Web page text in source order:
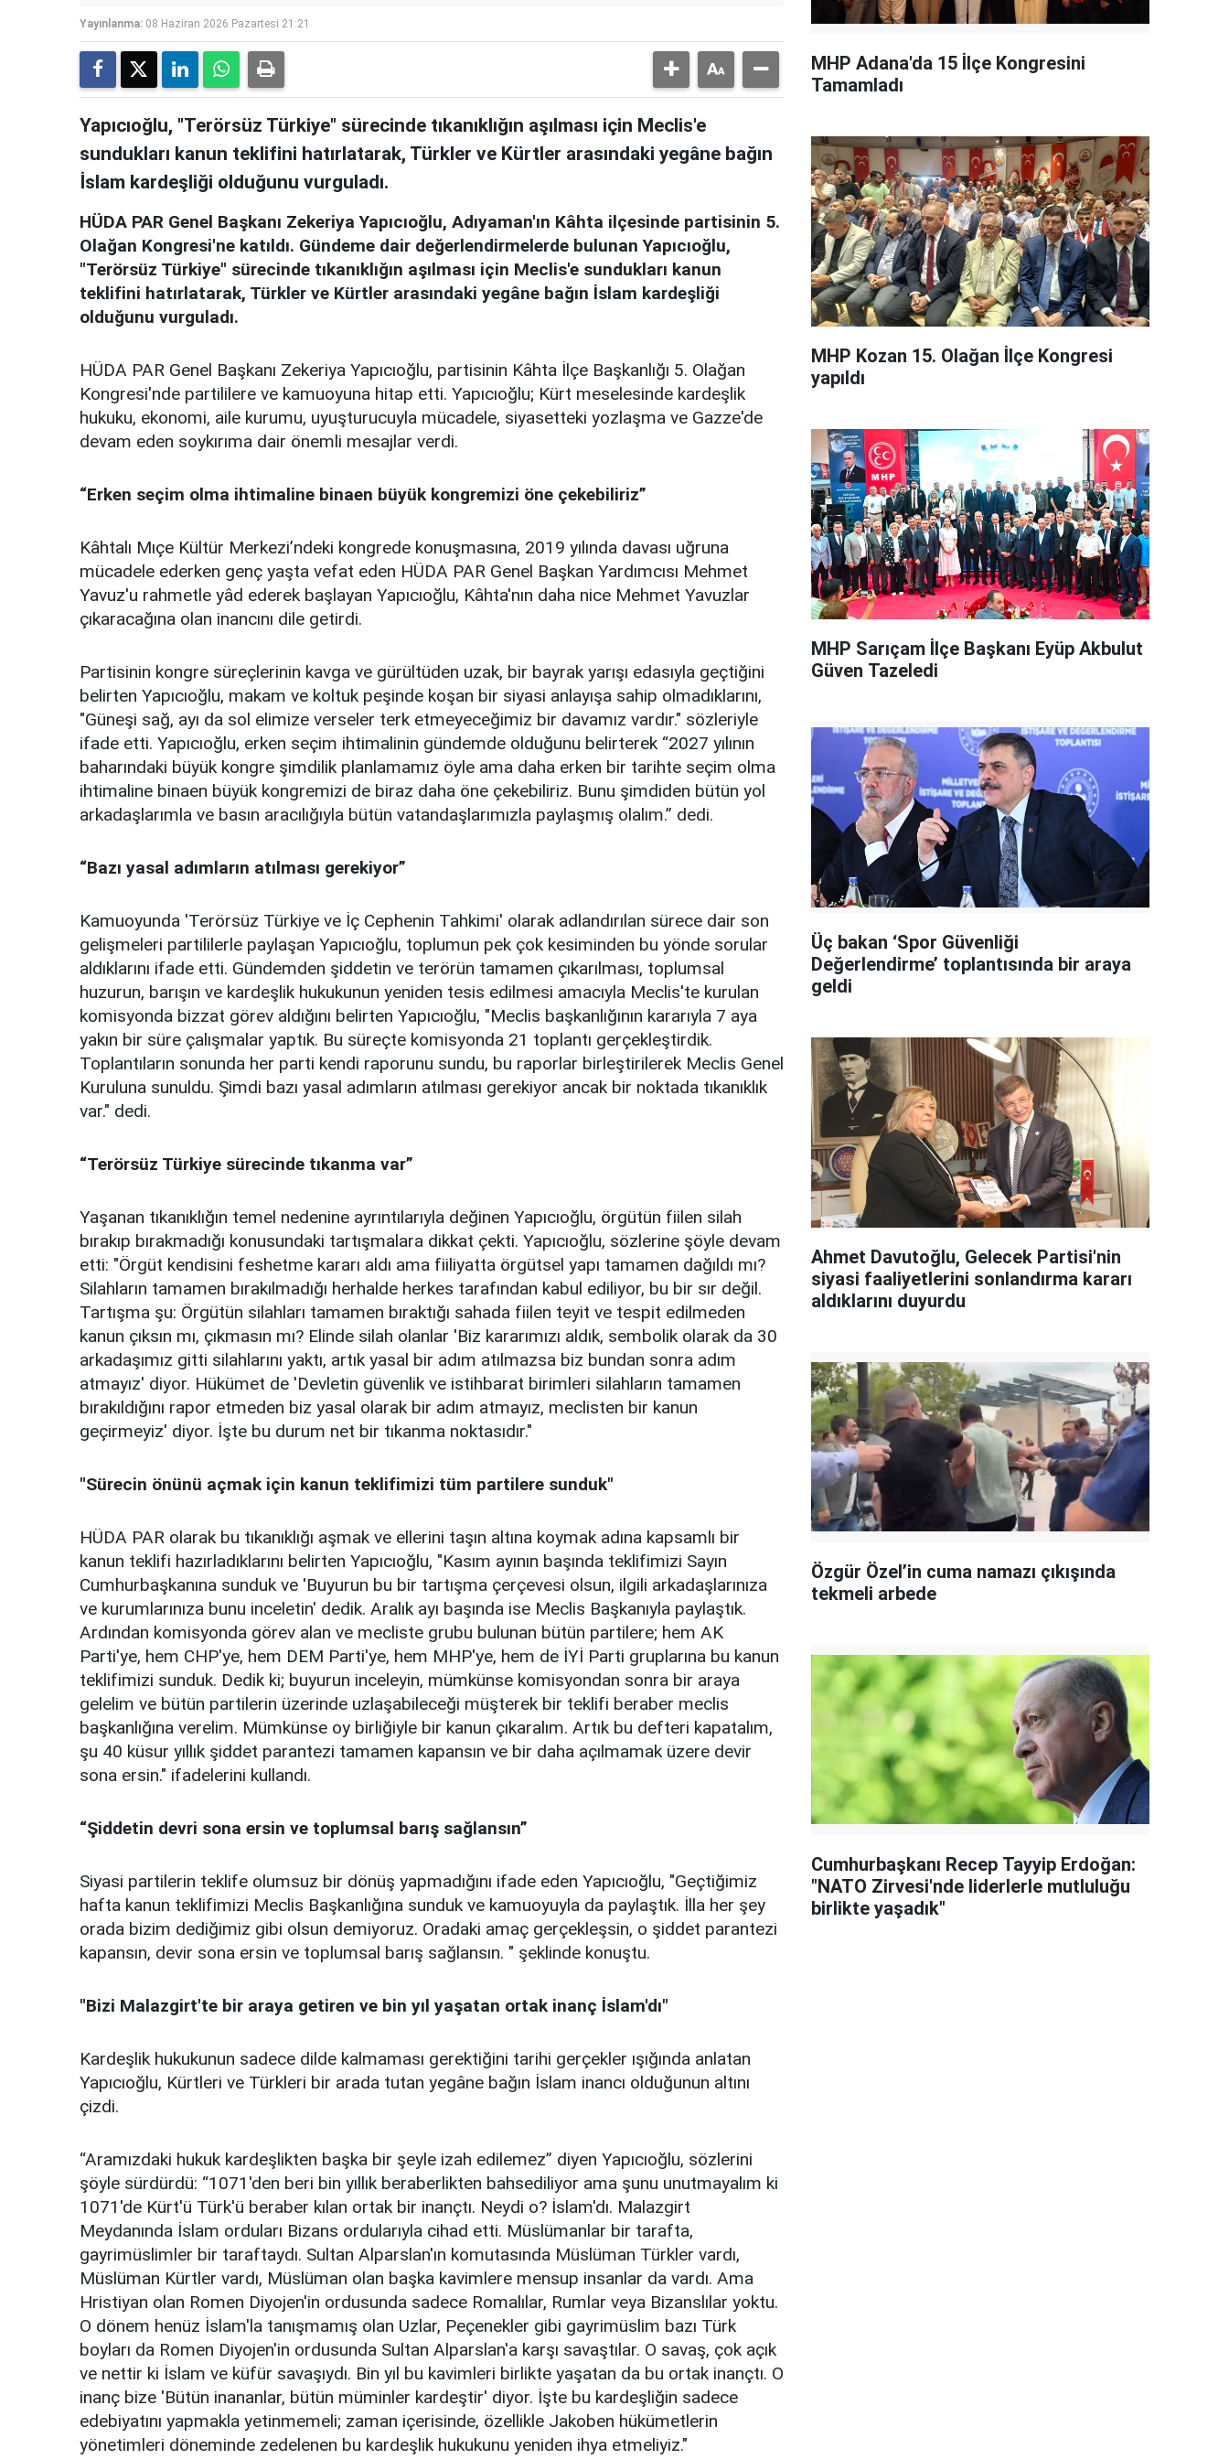
Yayınlanma: 08 Haziran 2026 Pazartesi 21:21
Yapıcıoğlu, "Terörsüz Türkiye" sürecinde tıkanıklığın aşılması için Meclis'e
sundukları kanun teklifini hatırlatarak, Türkler ve Kürtler arasındaki yegâne bağın
İslam kardeşliği olduğunu vurguladı.
HÜDA PAR Genel Başkanı Zekeriya Yapıcıoğlu, Adıyaman'ın Kâhta ilçesinde partisinin 5.
Olağan Kongresi'ne katıldı. Gündeme dair değerlendirmelerde bulunan Yapıcıoğlu,
"Terörsüz Türkiye" sürecinde tıkanıklığın aşılması için Meclis'e sundukları kanun
teklifini hatırlatarak, Türkler ve Kürtler arasındaki yegâne bağın İslam kardeşliği
olduğunu vurguladı.
HÜDA PAR Genel Başkanı Zekeriya Yapıcıoğlu, partisinin Kâhta İlçe Başkanlığı 5. Olağan
Kongresi'nde partililere ve kamuoyuna hitap etti. Yapıcıoğlu; Kürt meselesinde kardeşlik
hukuku, ekonomi, aile kurumu, uyuşturucuyla mücadele, siyasetteki yozlaşma ve Gazze'de
devam eden soykırıma dair önemli mesajlar verdi.
“Erken seçim olma ihtimaline binaen büyük kongremizi öne çekebiliriz”
Kâhtalı Mıçe Kültür Merkezi’ndeki kongrede konuşmasına, 2019 yılında davası uğruna
mücadele ederken genç yaşta vefat eden HÜDA PAR Genel Başkan Yardımcısı Mehmet
Yavuz'u rahmetle yâd ederek başlayan Yapıcıoğlu, Kâhta'nın daha nice Mehmet Yavuzlar
çıkaracağına olan inancını dile getirdi.
Partisinin kongre süreçlerinin kavga ve gürültüden uzak, bir bayrak yarışı edasıyla geçtiğini
belirten Yapıcıoğlu, makam ve koltuk peşinde koşan bir siyasi anlayışa sahip olmadıklarını,
"Güneşi sağ, ayı da sol elimize verseler terk etmeyeceğimiz bir davamız vardır." sözleriyle
ifade etti. Yapıcıoğlu, erken seçim ihtimalinin gündemde olduğunu belirterek “2027 yılının
baharındaki büyük kongre şimdilik planlamamız öyle ama daha erken bir tarihte seçim olma
ihtimaline binaen büyük kongremizi de biraz daha öne çekebiliriz. Bunu şimdiden bütün yol
arkadaşlarımla ve basın aracılığıyla bütün vatandaşlarımızla paylaşmış olalım.” dedi.
“Bazı yasal adımların atılması gerekiyor”
Kamuoyunda 'Terörsüz Türkiye ve İç Cephenin Tahkimi' olarak adlandırılan sürece dair son
gelişmeleri partililerle paylaşan Yapıcıoğlu, toplumun pek çok kesiminden bu yönde sorular
aldıklarını ifade etti. Gündemden şiddetin ve terörün tamamen çıkarılması, toplumsal
huzurun, barışın ve kardeşlik hukukunun yeniden tesis edilmesi amacıyla Meclis'te kurulan
komisyonda bizzat görev aldığını belirten Yapıcıoğlu, "Meclis başkanlığının kararıyla 7 aya
yakın bir süre çalışmalar yaptık. Bu süreçte komisyonda 21 toplantı gerçekleştirdik.
Toplantıların sonunda her parti kendi raporunu sundu, bu raporlar birleştirilerek Meclis Genel
Kuruluna sunuldu. Şimdi bazı yasal adımların atılması gerekiyor ancak bir noktada tıkanıklık
var." dedi.
“Terörsüz Türkiye sürecinde tıkanma var”
Yaşanan tıkanıklığın temel nedenine ayrıntılarıyla değinen Yapıcıoğlu, örgütün fiilen silah
bırakıp bırakmadığı konusundaki tartışmalara dikkat çekti. Yapıcıoğlu, sözlerine şöyle devam
etti: "Örgüt kendisini feshetme kararı aldı ama fiiliyatta örgütsel yapı tamamen dağıldı mı?
Silahların tamamen bırakılmadığı herhalde herkes tarafından kabul ediliyor, bu bir sır değil.
Tartışma şu: Örgütün silahları tamamen bıraktığı sahada fiilen teyit ve tespit edilmeden
kanun çıksın mı, çıkmasın mı? Elinde silah olanlar 'Biz kararımızı aldık, sembolik olarak da 30
arkadaşımız gitti silahlarını yaktı, artık yasal bir adım atılmazsa biz bundan sonra adım
atmayız' diyor. Hükümet de 'Devletin güvenlik ve istihbarat birimleri silahların tamamen
bırakıldığını rapor etmeden biz yasal olarak bir adım atmayız, meclisten bir kanun
geçirmeyiz' diyor. İşte bu durum net bir tıkanma noktasıdır."
"Sürecin önünü açmak için kanun teklifimizi tüm partilere sunduk"
HÜDA PAR olarak bu tıkanıklığı aşmak ve ellerini taşın altına koymak adına kapsamlı bir
kanun teklifi hazırladıklarını belirten Yapıcıoğlu, "Kasım ayının başında teklifimizi Sayın
Cumhurbaşkanına sunduk ve 'Buyurun bu bir tartışma çerçevesi olsun, ilgili arkadaşlarınıza
ve kurumlarınıza bunu inceletin' dedik. Aralık ayı başında ise Meclis Başkanıyla paylaştık.
Ardından komisyonda görev alan ve mecliste grubu bulunan bütün partilere; hem AK
Parti'ye, hem CHP'ye, hem DEM Parti'ye, hem MHP'ye, hem de İYİ Parti gruplarına bu kanun
teklifimizi sunduk. Dedik ki; buyurun inceleyin, mümkünse komisyondan sonra bir araya
gelelim ve bütün partilerin üzerinde uzlaşabileceği müşterek bir teklifi beraber meclis
başkanlığına verelim. Mümkünse oy birliğiyle bir kanun çıkaralım. Artık bu defteri kapatalım,
şu 40 küsur yıllık şiddet parantezi tamamen kapansın ve bir daha açılmamak üzere devir
sona ersin." ifadelerini kullandı.
“Şiddetin devri sona ersin ve toplumsal barış sağlansın”
Siyasi partilerin teklife olumsuz bir dönüş yapmadığını ifade eden Yapıcıoğlu, "Geçtiğimiz
hafta kanun teklifimizi Meclis Başkanlığına sunduk ve kamuoyuyla da paylaştık. İlla her şey
orada bizim dediğimiz gibi olsun demiyoruz. Oradaki amaç gerçekleşsin, o şiddet parantezi
kapansın, devir sona ersin ve toplumsal barış sağlansın. " şeklinde konuştu.
"Bizi Malazgirt'te bir araya getiren ve bin yıl yaşatan ortak inanç İslam'dı"
Kardeşlik hukukunun sadece dilde kalmaması gerektiğini tarihi gerçekler ışığında anlatan
Yapıcıoğlu, Kürtleri ve Türkleri bir arada tutan yegâne bağın İslam inancı olduğunun altını
çizdi.
“Aramızdaki hukuk kardeşlikten başka bir şeyle izah edilemez” diyen Yapıcıoğlu, sözlerini
şöyle sürdürdü: “1071'den beri bin yıllık beraberlikten bahsediliyor ama şunu unutmayalım ki
1071'de Kürt'ü Türk'ü beraber kılan ortak bir inançtı. Neydi o? İslam'dı. Malazgirt
Meydanında İslam orduları Bizans ordularıyla cihad etti. Müslümanlar bir tarafta,
gayrimüslimler bir taraftaydı. Sultan Alparslan'ın komutasında Müslüman Türkler vardı,
Müslüman Kürtler vardı, Müslüman olan başka kavimlere mensup insanlar da vardı. Ama
Hristiyan olan Romen Diyojen'in ordusunda sadece Romalılar, Rumlar veya Bizanslılar yoktu.
O dönem henüz İslam'la tanışmamış olan Uzlar, Peçenekler gibi gayrimüslim bazı Türk
boyları da Romen Diyojen'in ordusunda Sultan Alparslan'a karşı savaştılar. O savaş, çok açık
ve nettir ki İslam ve küfür savaşıydı. Bin yıl bu kavimleri birlikte yaşatan da bu ortak inançtı. O
inanç bize 'Bütün inananlar, bütün müminler kardeştir' diyor. İşte bu kardeşliğin sadece
edebiyatını yapmakla yetinmemeli; zaman içerisinde, özellikle Jakoben hükümetlerin
yönetimleri döneminde zedelenen bu kardeşlik hukukunu yeniden ihya etmeliyiz."
MHP Adana'da 15 İlçe Kongresini
Tamamladı
MHP Kozan 15. Olağan İlçe Kongresi
yapıldı
MHP Sarıçam İlçe Başkanı Eyüp Akbulut
Güven Tazeledi
Üç bakan ‘Spor Güvenliği
Değerlendirme’ toplantısında bir araya
geldi
Ahmet Davutoğlu, Gelecek Partisi'nin
siyasi faaliyetlerini sonlandırma kararı
aldıklarını duyurdu
Özgür Özel’in cuma namazı çıkışında
tekmeli arbede
Cumhurbaşkanı Recep Tayyip Erdoğan:
"NATO Zirvesi'nde liderlerle mutluluğu
birlikte yaşadık"